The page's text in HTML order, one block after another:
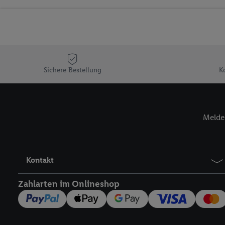
Sichere Bestellung
Kontakt
Zahlarten im Onlineshop
Sofern Sie hier Ihre
Plus-Konto einloggen,
zu erstellen (die
können, um Sie in
Hierzu wird von uns
Zudem erlauben Sie
den Lidl-Diensten
Wenn das der Fall ist,
Kundenkonto-
Insbesondere können
Nutzung der Utiq-
widerrufen - jederzeit
Telekommunikations-